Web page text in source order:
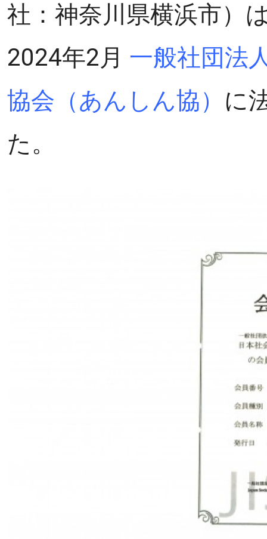
社：神奈川県横浜市）
2024年2月 一般社団法
協会（あんしん協） に
た。